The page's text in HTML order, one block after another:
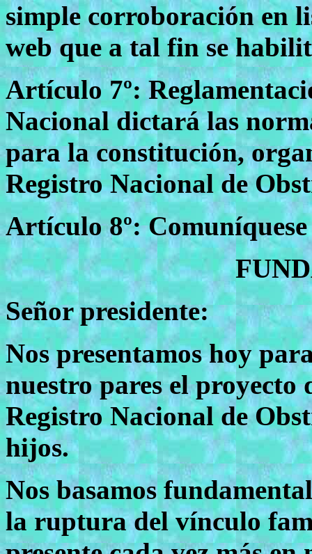
simple corroboración en
web que a tal fin se
Artículo 7º:
Nacional dictará las
para la constitución,
Registro Nacional de
Artículo 8º:
Señor presidente:
Nos presentamos hoy
nuestro pares el proyecto
Registro Nacional de
hijos.
Nos basamos
la ruptura del vínculo